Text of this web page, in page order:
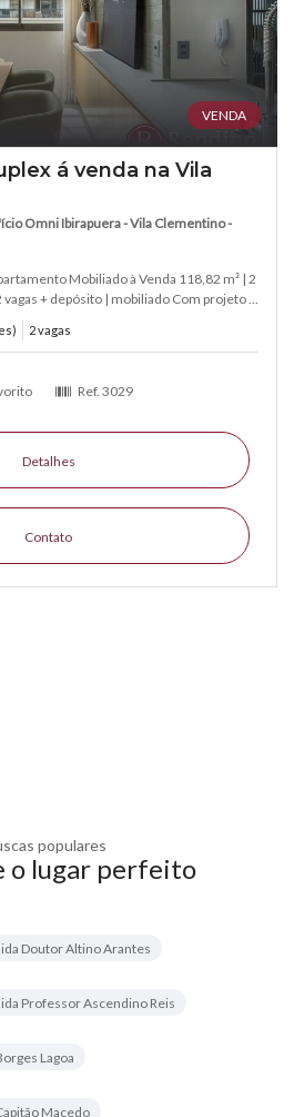
VENDA
á venda na Vila
Omni Ibirapuera - Vila Clementino -
Mobiliado à Venda 118,82 m² | 2
+ depósito | mobiliado Com projeto ...
2 vagas
Ref. 3029
Detalhes
Contato
populares
o lugar perfeito
Doutor Altino Arantes
Professor Ascendino Reis
Lagoa
Macedo